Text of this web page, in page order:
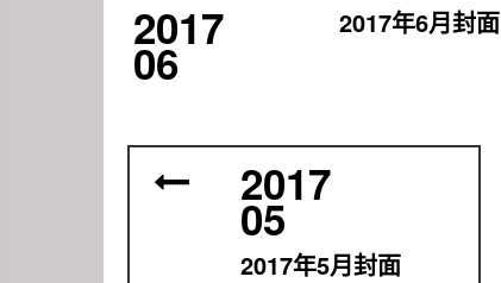
2017
06
2017年6月封面
2017
05
2017年5月封面